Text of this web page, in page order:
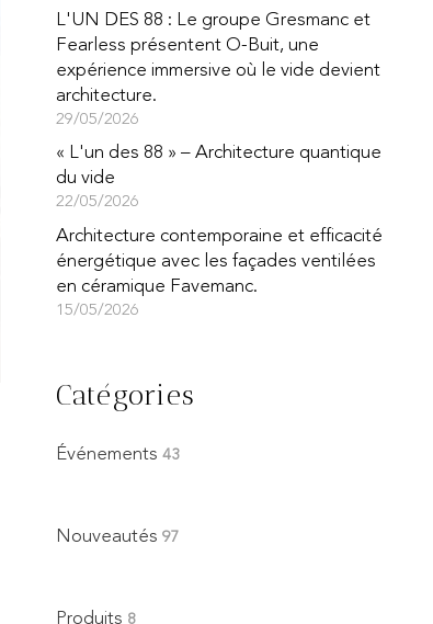
L'UN DES 88 : Le groupe Gresmanc et
Fearless présentent O-Buit, une
expérience immersive où le vide devient
architecture.
29/05/2026
« L'un des 88 » – Architecture quantique
du vide
22/05/2026
Architecture contemporaine et efficacité
énergétique avec les façades ventilées
en céramique Favemanc.
15/05/2026
Catégories
Événements 43
Nouveautés 97
Produits 8